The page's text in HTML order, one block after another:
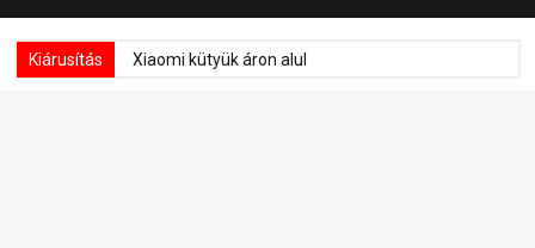
Kiárusítás Xiaomi kütyük áron alul